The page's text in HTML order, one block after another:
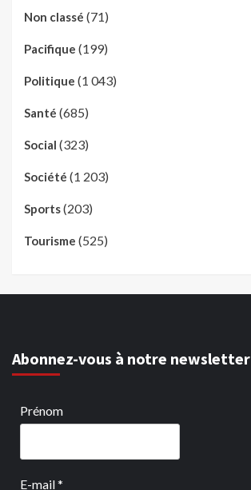
Non classé (71)
Pacifique (199)
Politique (1 043)
Santé (685)
Social (323)
Société (1 203)
Sports(203)
Tourisme (525)
Abonnez-vous à notre newsletter
Prénom
E-mail*